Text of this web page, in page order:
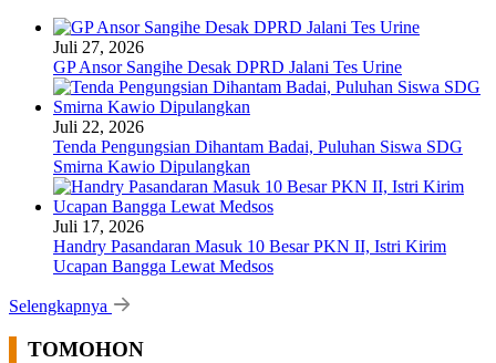
Juli 27, 2026
GP Ansor Sangihe Desak DPRD Jalani Tes Urine
Juli 22, 2026
Tenda Pengungsian Dihantam Badai, Puluhan Siswa SDG
Smirna Kawio Dipulangkan
Juli 17, 2026
Handry Pasandaran Masuk 10 Besar PKN II, Istri Kirim
Ucapan Bangga Lewat Medsos
Selengkapnya
TOMOHON